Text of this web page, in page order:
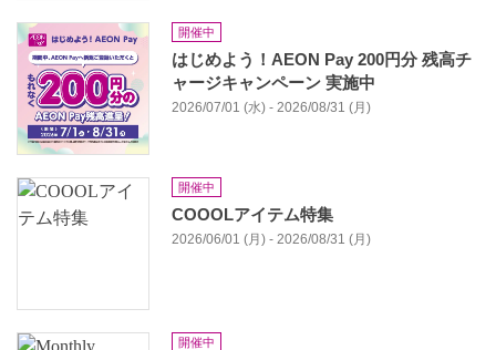
開催中
はじめよう！AEON Pay 200円分 残高チ
ャージキャンペーン 実施中
2026/07/01 (水) - 2026/08/31 (月)
開催中
COOOLアイテム特集
2026/06/01 (月) - 2026/08/31 (月)
開催中